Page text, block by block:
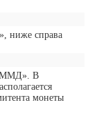
ниже справа
«ММД». В
монеты